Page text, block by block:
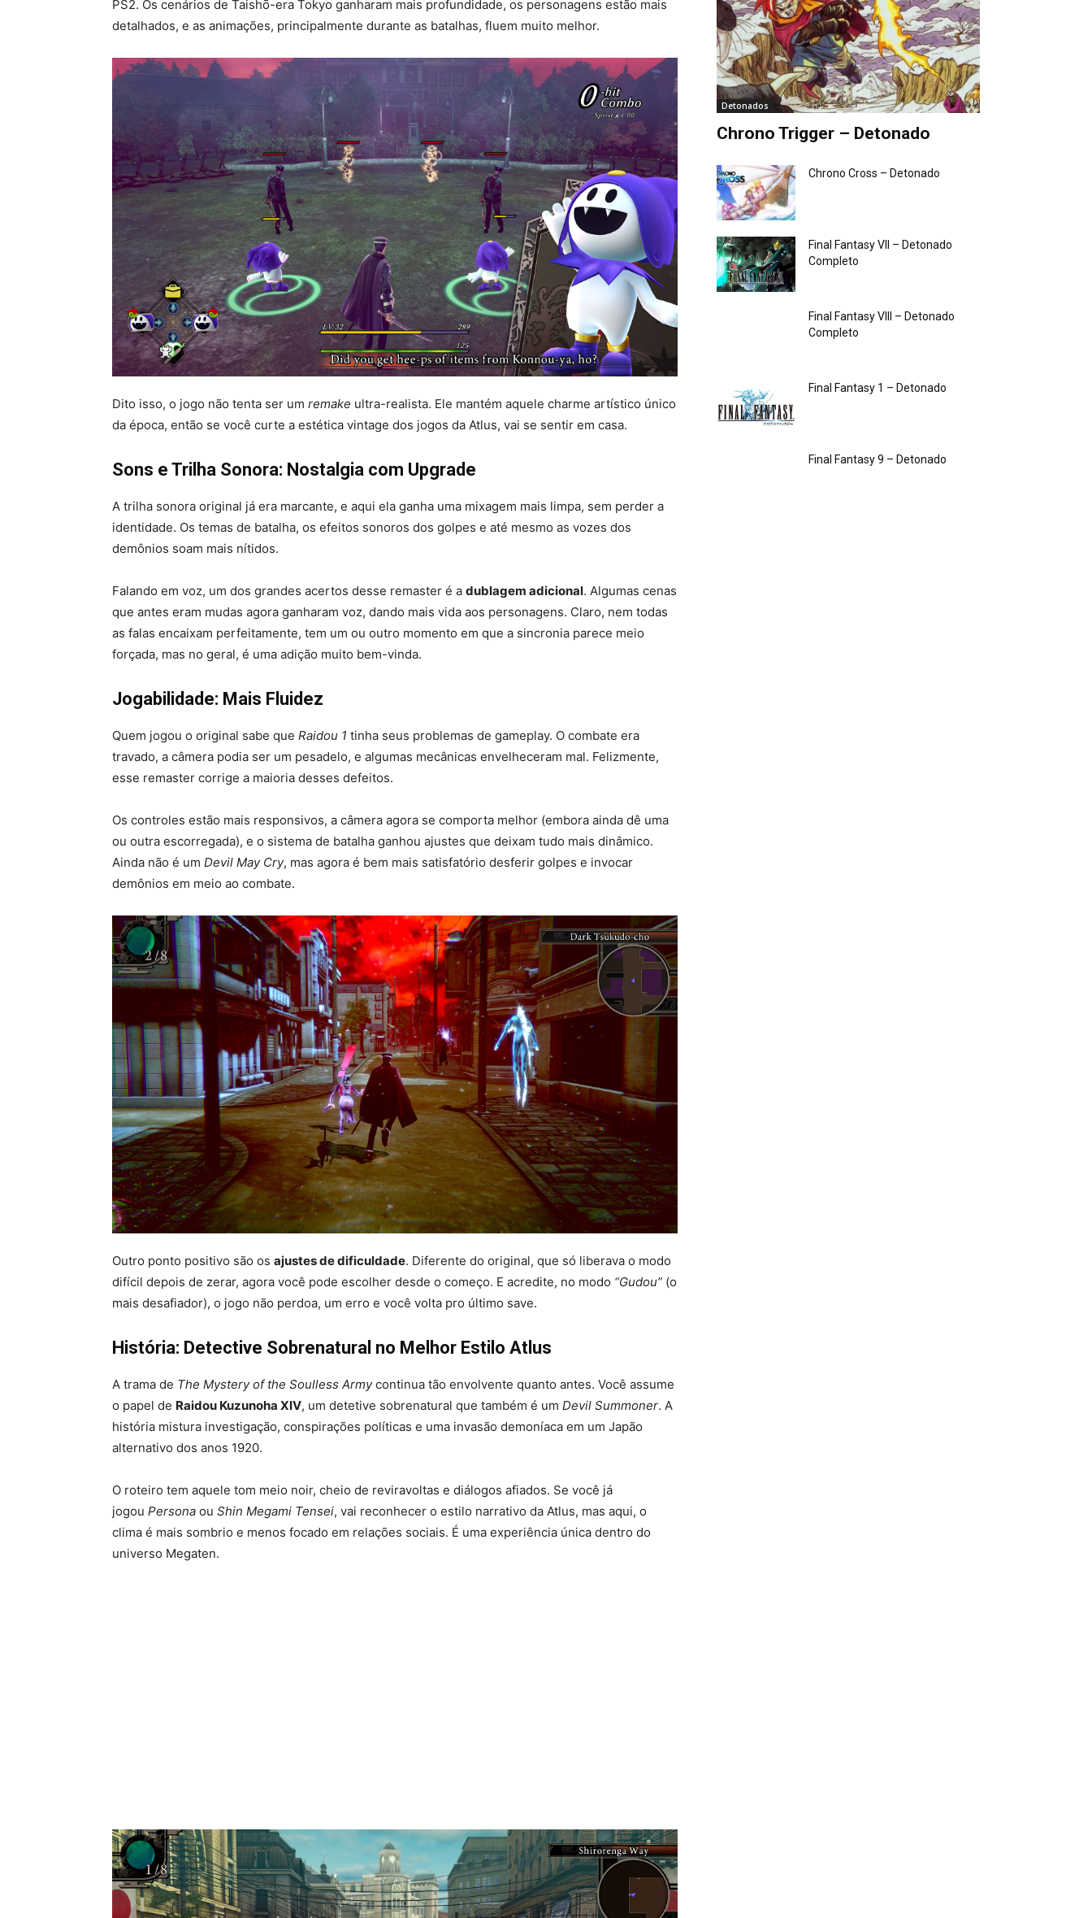
PS2. Os cenários de Taishō-era Tokyo ganharam mais profundidade, os personagens estão mais
detalhados, e as animações, principalmente durante as batalhas, fluem muito melhor.
Dito isso, o jogo não tenta ser um remake ultra-realista. Ele mantém aquele charme artístico único
da época, então se você curte a estética vintage dos jogos da Atlus, vai se sentir em casa.
Sons e Trilha Sonora: Nostalgia com Upgrade
A trilha sonora original já era marcante, e aqui ela ganha uma mixagem mais limpa, sem perder a
identidade. Os temas de batalha, os efeitos sonoros dos golpes e até mesmo as vozes dos
demônios soam mais nítidos.
Falando em voz, um dos grandes acertos desse remaster é a dublagem adicional. Algumas cenas
que antes eram mudas agora ganharam voz, dando mais vida aos personagens. Claro, nem todas
as falas encaixam perfeitamente, tem um ou outro momento em que a sincronia parece meio
forçada, mas no geral, é uma adição muito bem-vinda.
Jogabilidade: Mais Fluidez
Quem jogou o original sabe que Raidou 1 tinha seus problemas de gameplay. O combate era
travado, a câmera podia ser um pesadelo, e algumas mecânicas envelheceram mal. Felizmente,
esse remaster corrige a maioria desses defeitos.
Os controles estão mais responsivos, a câmera agora se comporta melhor (embora ainda dê uma
ou outra escorregada), e o sistema de batalha ganhou ajustes que deixam tudo mais dinâmico.
Ainda não é um Devil May Cry, mas agora é bem mais satisfatório desferir golpes e invocar
demônios em meio ao combate.
Outro ponto positivo são os ajustes de dificuldade. Diferente do original, que só liberava o modo
difícil depois de zerar, agora você pode escolher desde o começo. E acredite, no modo “Gudou” (o
mais desafiador), o jogo não perdoa, um erro e você volta pro último save.
História: Detective Sobrenatural no Melhor Estilo Atlus
A trama de The Mystery of the Soulless Armycontinua tão envolvente quanto antes. Você assume
o papel de Raidou Kuzunoha XIV, um detetive sobrenatural que também é um Devil Summoner. A
história mistura investigação, conspirações políticas e uma invasão demoníaca em um Japão
alternativo dos anos 1920.
O roteiro tem aquele tom meio noir, cheio de reviravoltas e diálogos afiados. Se você já
jogou Persona ou Shin Megami Tensei, vai reconhecer o estilo narrativo da Atlus, mas aqui, o
clima é mais sombrio e menos focado em relações sociais. É uma experiência única dentro do
universo Megaten.
Detonados
Chrono Trigger – Detonado
Chrono Cross – Detonado
Final Fantasy VII – Detonado
Completo
Final Fantasy VIII – Detonado
Completo
Final Fantasy 1 – Detonado
Final Fantasy 9 – Detonado